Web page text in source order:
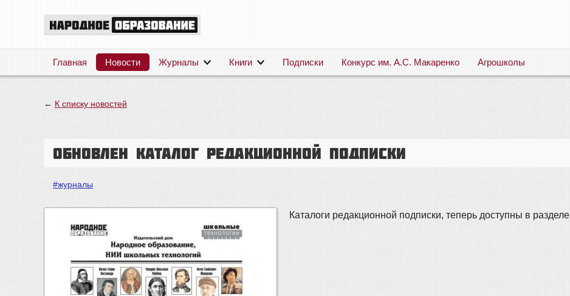
Главная Новости Журналы Книги Подписки Конкурс им. А.С. Макаренко Агрошколы
← К списку новостей
Обновлен каталог редакционной подписки
#журналы
Каталоги редакционной подписки, теперь доступны в разделе